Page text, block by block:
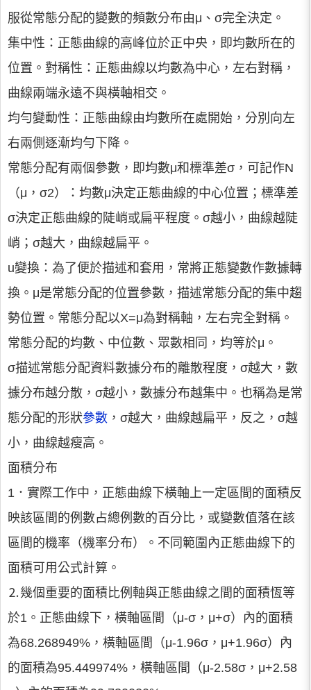
服從常態分配的變數的頻數分布由μ、σ完全決定。
集中性：正態曲線的高峰位於正中央，即均數所在的
位置。對稱性：正態曲線以均數為中心，左右對稱，
曲線兩端永遠不與橫軸相交。
均勻變動性：正態曲線由均數所在處開始，分別向左
右兩側逐漸均勻下降。
常態分配有兩個參數，即均數μ和標準差σ，可記作N
（μ，σ2）：均數μ決定正態曲線的中心位置；標準差
σ決定正態曲線的陡峭或扁平程度。σ越小，曲線越陡
峭；σ越大，曲線越扁平。
u變換：為了便於描述和套用，常將正態變數作數據轉
換。μ是常態分配的位置參數，描述常態分配的集中趨
勢位置。常態分配以X=μ為對稱軸，左右完全對稱。
常態分配的均數、中位數、眾數相同，均等於μ。
σ描述常態分配資料數據分布的離散程度，σ越大，數
據分布越分散，σ越小，數據分布越集中。也稱為是常
態分配的形狀參數 ，σ越大，曲線越扁平，反之，σ越
小，曲線越瘦高。
面積分布
1．實際工作中，正態曲線下橫軸上一定區間的面積反
映該區間的例數占總例數的百分比，或變數值落在該
區間的機率（機率分布）。不同範圍內正態曲線下的
面積可用公式計算。
⒉幾個重要的面積比例軸與正態曲線之間的面積恆等
於1。正態曲線下，橫軸區間（μ-σ，μ+σ）內的面積
為68.268949%，橫軸區間（μ-1.96σ，μ+1.96σ）內
的面積為95.449974%，橫軸區間（μ-2.58σ，μ+2.58